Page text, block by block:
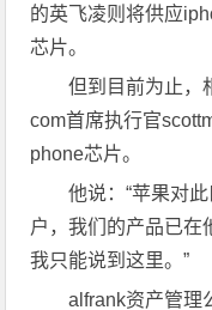
的英飞凌则将供应
芯片。
但到目前为止，
com首席执行官
phone芯片。
他说：“苹果对
户，我们的产品已在
我只能说到这里。”
alfrank资产管理